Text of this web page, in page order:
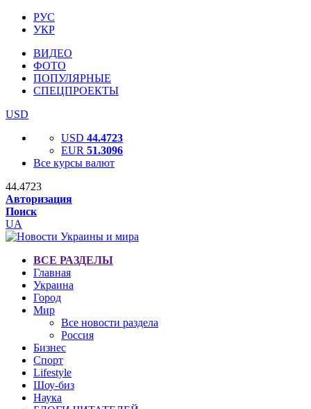
РУС
УКР
ВИДЕО
ФОТО
ПОПУЛЯРНЫЕ
СПЕЦПРОЕКТЫ
USD
USD 44.4723
EUR 51.3096
Все курсы валют
44.4723
Авторизация
Поиск
UA
ВСЕ РАЗДЕЛЫ
Главная
Украина
Город
Мир
Все новости раздела
Россия
Бизнес
Спорт
Lifestyle
Шоу-биз
Наука